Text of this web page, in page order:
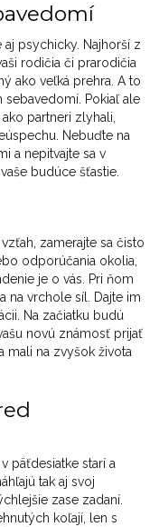
psychicky. Najhorší z
rodičia či prarodičia
ako veľká prehra. A to
Pokiaľ ale
partneri zlyhali,
Nebuďte na
a nepitvajte sa v
budúce šťastie.
zamerajte sa čisto
odporúčania okolia,
je o vás. Pri ňom
na vrchole síl. Dajte im
Na začiatku budú
novú známosť prijať
mali na zvyšok života
päťdesiatke starí a
tak aj svoj
zase zadaní.
koľají, len s